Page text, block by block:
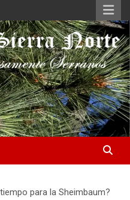
Norte
para la Sheimbaum?